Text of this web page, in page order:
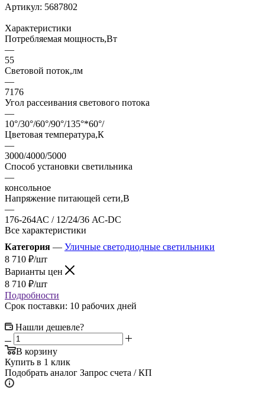
Артикул: 5687802
Характеристики
Потребляемая мощность,Вт
—
55
Световой поток,лм
—
7176
Угол рассеивания светового потока
—
10°/30°/60°/90°/135°*60°/
Цветовая температура,К
—
3000/4000/5000
Способ установки светильника
—
консольное
Напряжение питающей сети,В
—
176-264АС / 12/24/36 АС-DC
Все характеристики
Категория — Уличные светодиодные светильники
8 710 ₽/шт
Варианты цен
8 710 ₽/шт
Подробности
Срок поставки: 10 рабочих дней
Нашли дешевле?
В корзину
Купить в 1 клик
Подобрать аналог Запрос счета / КП